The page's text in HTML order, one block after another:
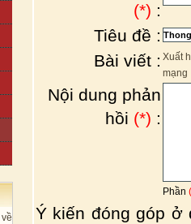
(*) :
Tiêu đề :
Bài viết : Xuất
mạng
Nội dung phản
hồi (*) :
Phần
Ý kiến đóng góp ở